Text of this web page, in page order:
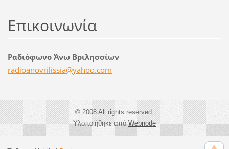
Επικοινωνία
Ραδιόφωνο Άνω Βριλησσίων
radioanovrilissia@yahoo.com
© 2008 All rights reserved.
Υλοποιήθηκε απόWebnode